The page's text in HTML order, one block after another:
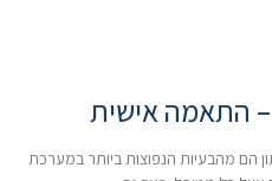
– התאמה אישית
הם מהבעיות הנפוצות ביותר במערכת